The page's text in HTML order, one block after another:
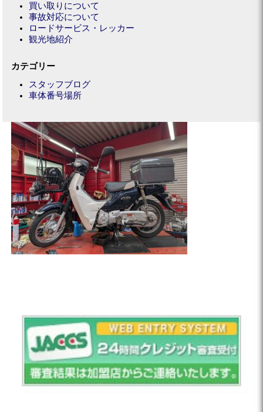
買い取りについて
事故対応について
ロードサービス・レッカー
観光地紹介
カテゴリー
スタッフブログ
車体番号場所